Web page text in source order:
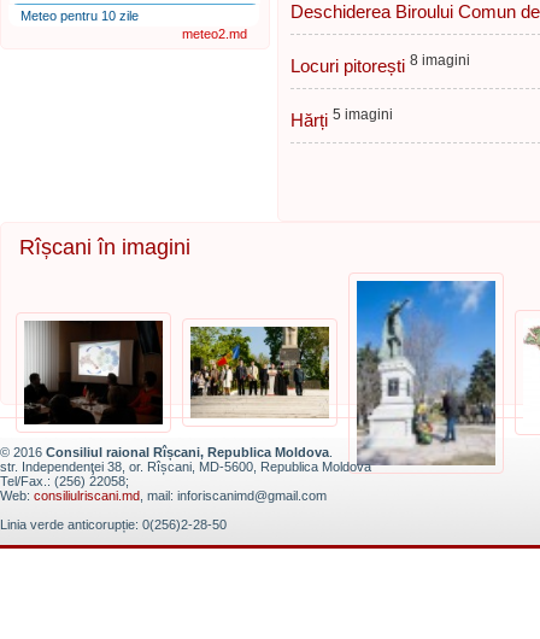
Meteo pentru 10 zile
meteo2.md
Deschiderea Biroului Comun
Locuri pitorești 8 imagini
Hărți 5 imagini
Rîșcani în imagini
© 2016 Consiliul raional Rîșcani, Republica Moldova
str. Independenţei 38, or. Rîșcani, MD-5600, Republica Moldova
Tel/Fax.: (256) 22058;
Web: consiliulriscani.md , mail: inforiscanimd@gmail.com
Linia verde anticorupție: 0(256)2-28-50